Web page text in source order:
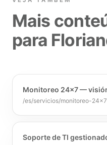
Mais
para
Monitoreo 24×7 —
/es/servicios/monitoreo-24x7
Soporte de TI